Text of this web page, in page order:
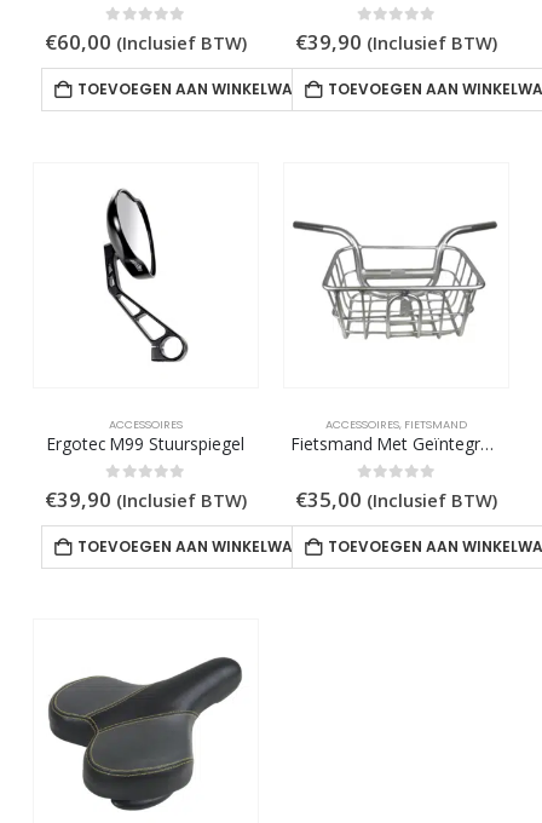
0 out of 5
€60,00 (Inclusief BTW)
TOEVOEGEN AAN WINKELWAGEN
0 out of 5
€39,90 (Inclusief BTW)
TOEVOEGEN AAN
ACCESSOIRES
Ergotec M99 Stuurspiegel
0 out of 5
€39,90 (Inclusief BTW)
TOEVOEGEN AAN WINKELWAGEN
ACCESSOIRES, FIETSMAND
Fietsmand Met Geïntegreerd Stuur
0 out of 5
€35,00 (Inclusief BTW)
TOEVOEGEN AAN